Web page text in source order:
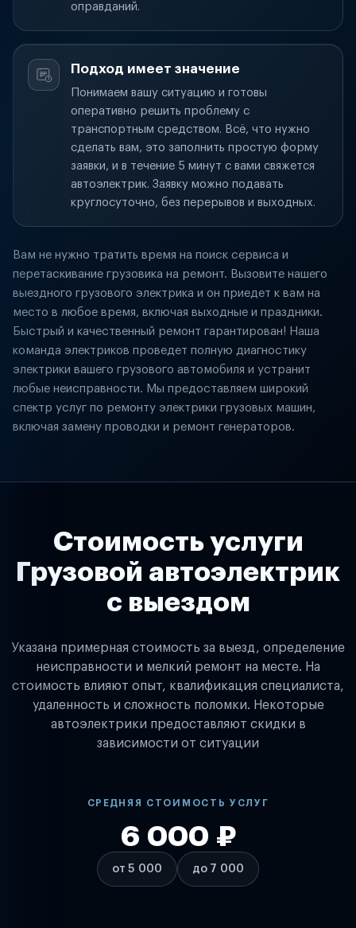
оправданий.
Подход имеет значение
Понимаем вашу ситуацию и готовы
оперативно решить проблему с
транспортным средством. Всё, что нужно
сделать вам, это заполнить простую форму
заявки, и в течение 5 минут с вами свяжется
автоэлектрик. Заявку можно подавать
круглосуточно, без перерывов и выходных.
Вам не нужно тратить время на поиск сервиса и
перетаскивание грузовика на ремонт. Вызовите нашего
выездного грузового электрика и он приедет к вам на
место в любое время, включая выходные и праздники.
Быстрый и качественный ремонт гарантирован! Наша
команда электриков проведет полную диагностику
электрики вашего грузового автомобиля и устранит
любые неисправности. Мы предоставляем широкий
спектр услуг по ремонту электрики грузовых машин,
включая замену проводки и ремонт генераторов.
Стоимость услуги
Грузовой автоэлектрик
с выездом
Указана примерная стоимость за выезд, определение
неисправности и мелкий ремонт на месте. На
стоимость влияют опыт, квалификация специалиста,
удаленность и сложность поломки. Некоторые
автоэлектрики предоставляют скидки в
зависимости от ситуации
СРЕДНЯЯ СТОИМОСТЬ УСЛУГ
от 5 000
6 000 ₽
до 7 000